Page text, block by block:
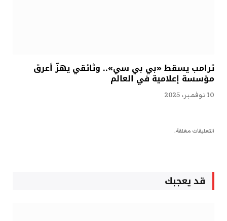
ترامب يسقط «بي بي سي».. وثائقي يهزّ أعرق
مؤسسة إعلامية في العالم
10 نوفمبر، 2025
التعليقات مغلقة.
قد يعجبك